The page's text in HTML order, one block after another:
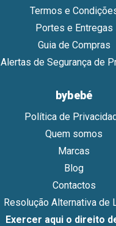
Termos e
Portes e Entregas
Guia de Compras
Alertas de Segurança de
bybebé
Política de
Quem somos
Marcas
Blog
Contactos
Resolução Alternativa de
Exercer aqui o direito